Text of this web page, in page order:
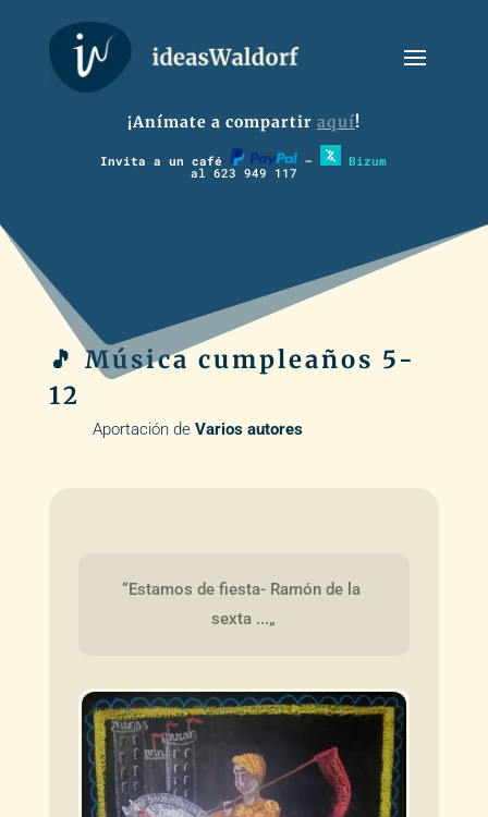
¡Anímate a compartir aquí!
Invita a un café – Bizum
al 623 949 117
🎵 Música cumpleaños 5-
12
Aportación de Varios autores
“Estamos de fiesta- Ramón de la
sexta ...„